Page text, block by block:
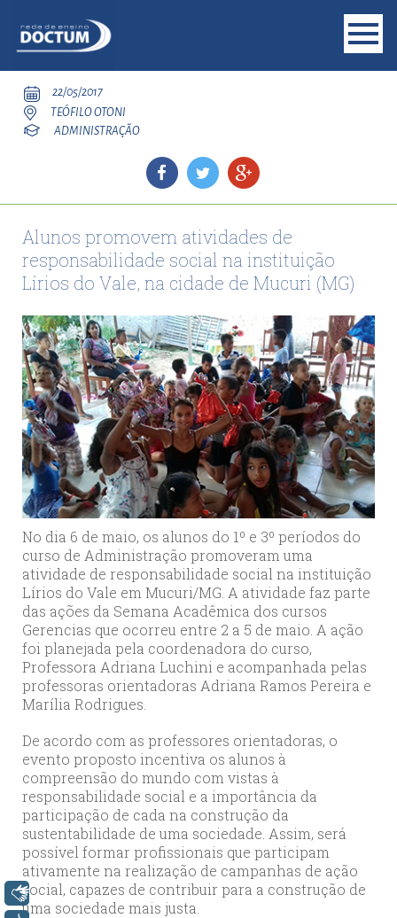
22/05/2017
TEÓFILO OTONI
ADMINISTRAÇÃO
Alunos promovem atividades de
responsabilidade social na instituição
Lírios do Vale, na cidade de Mucuri (MG)
No dia 6 de maio, os alunos do 1º e 3º períodos do
curso de Administração promoveram uma
atividade de responsabilidade social na instituição
Lírios do Vale em Mucuri/MG. A atividade faz parte
das ações da Semana Acadêmica dos cursos
Gerencias que ocorreu entre 2 a 5 de maio. A ação
foi planejada pela coordenadora do curso,
Professora Adriana Luchini e acompanhada pelas
professoras orientadoras Adriana Ramos Pereira e
Marília Rodrigues.
De acordo com as professores orientadoras, o
evento proposto incentiva os alunos à
compreensão do mundo com vistas à
responsabilidade social e a importância da
participação de cada na construção da
sustentabilidade de uma sociedade. Assim, será
possível formar profissionais que participam
ativamente na realização de campanhas de ação
social, capazes de contribuir para a construção de
uma sociedade mais justa.
Libras